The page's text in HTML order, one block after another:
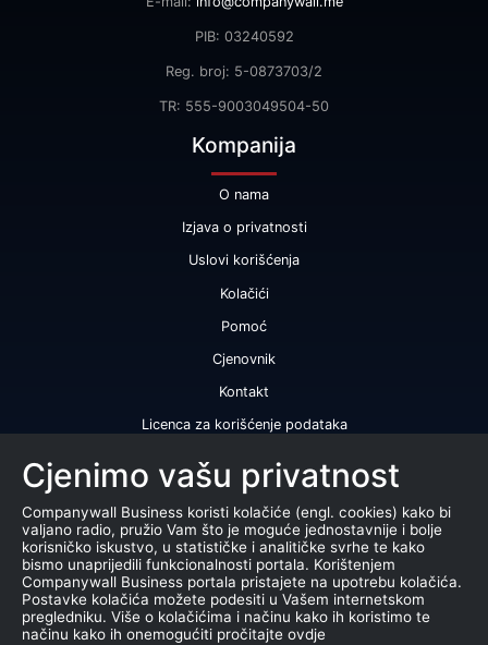
PIB: 03240592
Reg. broj: 5-0873703/2
TR: 555-9003049504-50
Kompanija
O nama
Izjava o privatnosti
Uslovi korišćenja
Kolačići
Pomoć
Cjenovnik
Kontakt
Licenca za korišćenje podataka
Naše usluge
Bonitetna ocjena
Bonitetni izvještaj
Sertifikat bonitetne izvrsnosti
Proizvodi
Cjenimo vašu privatnost
Companywall Business koristi kolačiće (engl. cookies) kako bi
valjano radio, pružio Vam što je moguće jednostavnije i bolje
korisničko iskustvo, u statističke i analitičke svrhe te kako
bismo unaprijedili funkcionalnosti portala. Korištenjem
Companywall Business portala pristajete na upotrebu kolačića.
Postavke kolačića možete podesiti u Vašem internetskom
pregledniku. Više o kolačićima i načinu kako ih koristimo te
načinu kako ih onemogućiti pročitajte ovdje